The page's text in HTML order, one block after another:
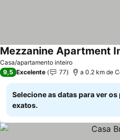
Casa/apartamento inteiro
9,5 Excelente 77 a 0.2 km de
Selecione as datas para ver
exatos.